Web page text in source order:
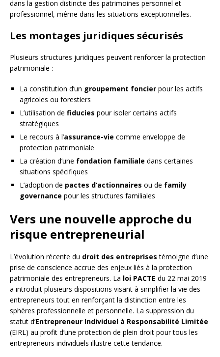
dans la gestion distincte des patrimoines personnel et
professionnel, même dans les situations exceptionnelles.
Les montages juridiques sécurisés
Plusieurs structures juridiques peuvent renforcer la protection
patrimoniale :
La constitution d’un groupement foncier pour les actifs
agricoles ou forestiers
L’utilisation de fiducies pour isoler certains actifs
stratégiques
Le recours à l’assurance-vie comme enveloppe de
protection patrimoniale
La création d’une fondation familiale dans certaines
situations spécifiques
L’adoption de pactes d’actionnaires ou de family
governance pour les structures familiales
Vers une nouvelle approche du
risque entrepreneurial
L’évolution récente du droit des entreprises témoigne d’une
prise de conscience accrue des enjeux liés à la protection
patrimoniale des entrepreneurs. La loi PACTE du 22 mai 2019
a introduit plusieurs dispositions visant à simplifier la vie des
entrepreneurs tout en renforçant la distinction entre les
sphères professionnelle et personnelle. La suppression du
statut d’Entrepreneur Individuel à Responsabilité Limitée
(EIRL) au profit d’une protection de plein droit pour tous les
entrepreneurs individuels illustre cette tendance.